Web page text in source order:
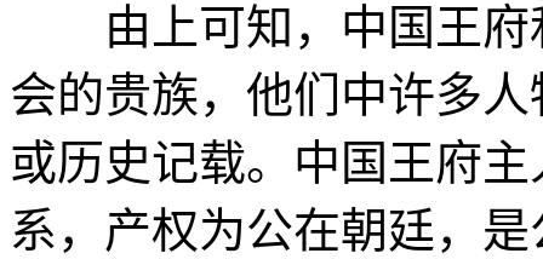
由上可知，中国王府
会的贵族，他们中许多
或历史记载。中国王府
系，产权为公在朝廷，